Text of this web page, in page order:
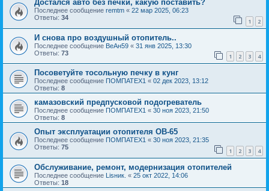
Достался авто без печки, какую поставить?
Последнее сообщение remtm « 22 мар 2025, 06:23
Ответы: 34 1 2
И снова про воздушный отопитель..
Последнее сообщение ВеАн59 « 31 янв 2025, 13:30
Ответы: 73 1 2 3 4
Посоветуйте тосольную печку в кунг
Последнее сообщение ПОМПАТЕХ1 « 02 дек 2023, 13:12
Ответы: 8
камазовский предпусковой подогреватель
Последнее сообщение ПОМПАТЕХ1 « 30 ноя 2023, 21:50
Ответы: 8
Опыт эксплуатации отопителя ОВ-65
Последнее сообщение ПОМПАТЕХ1 « 30 ноя 2023, 21:35
Ответы: 75 1 2 3 4
Обслуживание, ремонт, модернизация отопителей
Последнее сообщение Lisник. « 25 окт 2022, 14:06
Ответы: 18